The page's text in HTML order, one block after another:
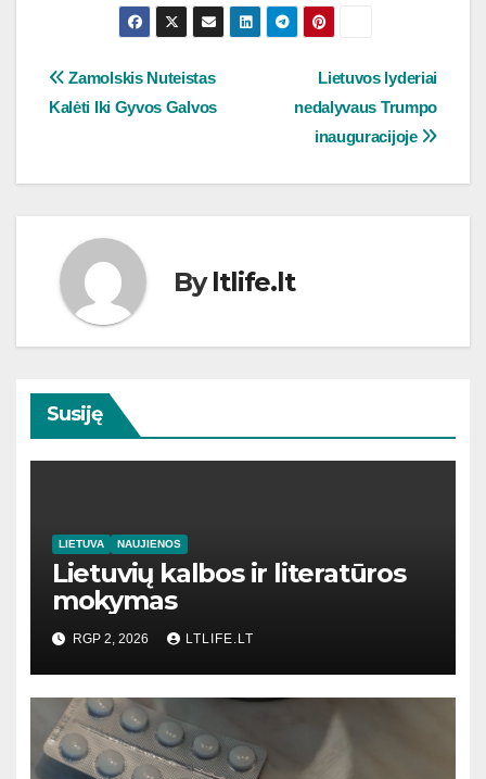
Navigacija
įrašų
Lietuvos lyderiai
nedalyvaus Trumpo
inauguracijoje
Zamolskis Nuteistas
Kalėti Iki Gyvos Galvos
Byltlife.lt
Susiję
LIETUVA NAUJIENOS
Lietuvių kalbos ir literatūros
mokymas
RGP 2, 2026 LTLIFE.LT